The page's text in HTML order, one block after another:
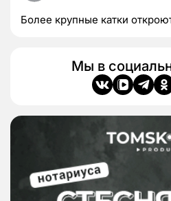
Более крупные катки
Мы в